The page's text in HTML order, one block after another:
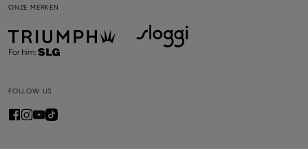
ONZE MERKEN
FOLLOW US